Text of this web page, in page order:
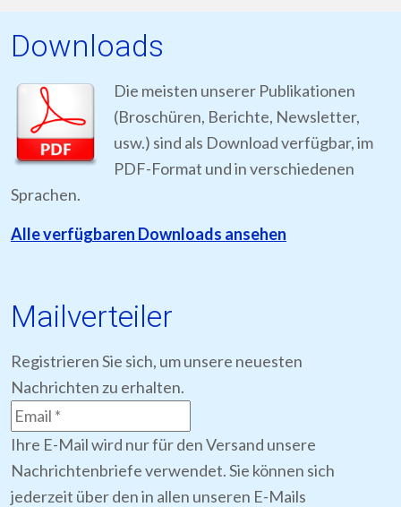
Downloads
Die meisten unserer Publikationen
(Broschüren, Berichte, Newsletter,
usw.) sind als Download verfügbar, im
PDF-Format und in verschiedenen
Sprachen.
Alle verfügbaren Downloads ansehen
Mailverteiler
Registrieren Sie sich, um unsere neuesten
Nachrichten zu erhalten.
Ihre E-Mail wird nur für den Versand unsere
Nachrichtenbriefe verwendet. Sie können sich
jederzeit über den in allen unseren E-Mails